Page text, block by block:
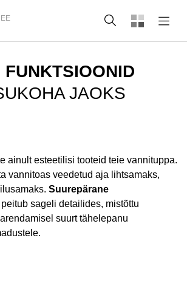
EE Otsing
JAOKS
ainult esteetilisi tooteid teie vannituppa.
vannitoas veedetud aja lihtsamaks,
Suurepärane
peitub sageli detailides, mistõttu
suurt tähelepanu